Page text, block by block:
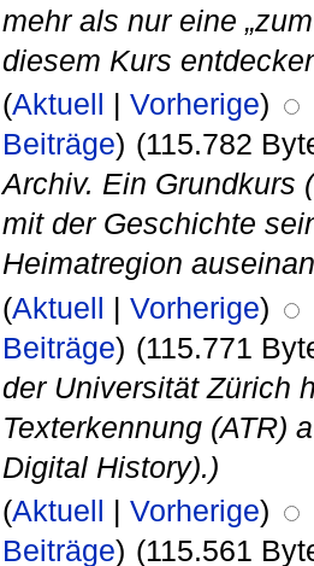
mehr als nur eine
diesem Kurs
(Aktuell | Vorherige)
Beiträge) (115.782
Archiv. Ein Grundkurs
mit der Geschichte
Heimatregion
(Aktuell | Vorherige)
Beiträge) (115.771
der Universität Zürich
Texterkennung (ATR)
Digital History).)
(Aktuell | Vorherige)
Beiträge) (115.561